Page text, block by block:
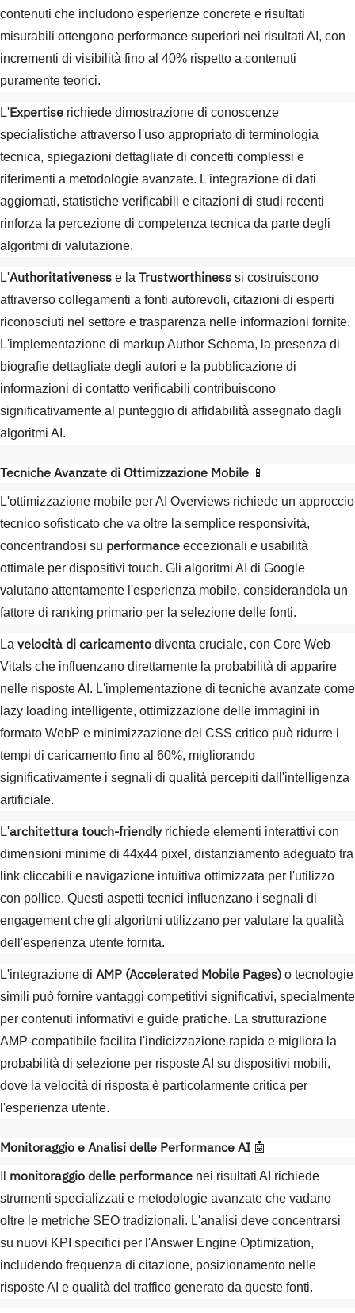
contenuti che includono esperienze concrete e risultati
misurabili ottengono performance superiori nei risultati AI, con
incrementi di visibilità fino al 40% rispetto a contenuti
puramente teorici.
L'Expertise richiede dimostrazione di conoscenze
specialistiche attraverso l'uso appropriato di terminologia
tecnica, spiegazioni dettagliate di concetti complessi e
riferimenti a metodologie avanzate. L'integrazione di dati
aggiornati, statistiche verificabili e citazioni di studi recenti
rinforza la percezione di competenza tecnica da parte degli
algoritmi di valutazione.
L'Authoritativeness e la Trustworthiness si costruiscono
attraverso collegamenti a fonti autorevoli, citazioni di esperti
riconosciuti nel settore e trasparenza nelle informazioni fornite.
L'implementazione di markup Author Schema, la presenza di
biografie dettagliate degli autori e la pubblicazione di
informazioni di contatto verificabili contribuiscono
significativamente al punteggio di affidabilità assegnato dagli
algoritmi AI.
Tecniche Avanzate di Ottimizzazione Mobile 📱
L'ottimizzazione mobile per AI Overviews richiede un approccio
tecnico sofisticato che va oltre la semplice responsività,
concentrandosi su performance eccezionali e usabilità
ottimale per dispositivi touch. Gli algoritmi AI di Google
valutano attentamente l'esperienza mobile, considerandola un
fattore di ranking primario per la selezione delle fonti.
La velocità di caricamento diventa cruciale, con Core Web
Vitals che influenzano direttamente la probabilità di apparire
nelle risposte AI. L'implementazione di tecniche avanzate come
lazy loading intelligente, ottimizzazione delle immagini in
formato WebP e minimizzazione del CSS critico può ridurre i
tempi di caricamento fino al 60%, migliorando
significativamente i segnali di qualità percepiti dall'intelligenza
artificiale.
L'architettura touch-friendlyrichiede elementi interattivi con
dimensioni minime di 44x44 pixel, distanziamento adeguato tra
link cliccabili e navigazione intuitiva ottimizzata per l'utilizzo
con pollice. Questi aspetti tecnici influenzano i segnali di
engagement che gli algoritmi utilizzano per valutare la qualità
dell'esperienza utente fornita.
L'integrazione di AMP (Accelerated Mobile Pages) o tecnologie
simili può fornire vantaggi competitivi significativi, specialmente
per contenuti informativi e guide pratiche. La strutturazione
AMP-compatibile facilita l'indicizzazione rapida e migliora la
probabilità di selezione per risposte AI su dispositivi mobili,
dove la velocità di risposta è particolarmente critica per
l'esperienza utente.
Monitoraggio e Analisi delle Performance AI 🤖
monitoraggio delle performance nei risultati AI richiede
strumenti specializzati e metodologie avanzate che vadano
oltre le metriche SEO tradizionali. L'analisi deve concentrarsi
su nuovi KPI specifici per l'Answer Engine Optimization,
includendo frequenza di citazione, posizionamento nelle
risposte AI e qualità del traffico generato da queste fonti.